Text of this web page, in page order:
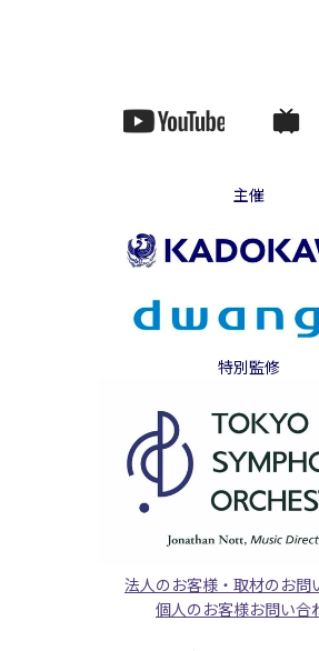
主催
特別監修
法人のお客様・取材のお問
個人のお客様お問い合